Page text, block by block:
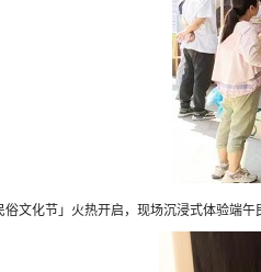
化节」火热开启，现场沉浸式体验端